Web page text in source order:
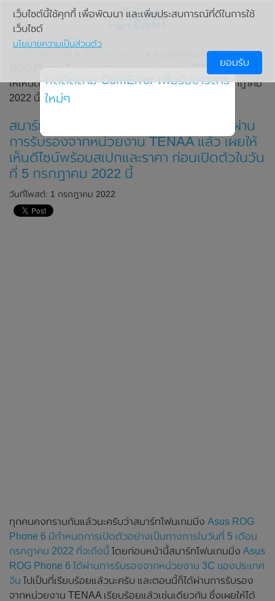
» สมาร์ทโฟนเกมมิ่ง Asus
ROG Phone 6 ผ่านการรับรองจากหน่วยงาน TENAA แล้ว เผย
ให้เห็นดีไซน์พร้อมสเปกและราคา ก่อนเปิดตัวในวันที่ 5 กรกฎาคม
2022 นี้
สมาร์ทโฟนเกมมิ่ง Asus ROG Phone 6 ผ่าน
การรับรองจากหน่วยงาน TENAA แล้ว เผยให้
เห็นดีไซน์พร้อมสเปกและราคา ก่อนเปิดตัวในวัน
ที่ 5 กรกฎาคม 2022 นี้
วันที่โพสต์: 1 กรกฎาคม 2022
ทุกคนคงทราบกันแล้วนะครับว่าสมาร์ทโฟนเกมมิ่ง Asus ROG
Phone 6 มีกำหนดการเปิดตัวอย่างเป็นทางการในวันที่ 5 เดือน
กรกฎาคม 2022 ที่จะถึงนี้ โดยก่อนหน้านี้สมาร์ทโฟนเกมมิ่ง Asus
ROG Phone 6 ได้ผ่านการรับรองจากหน่วยงาน 3C ของประเทศ
จีน ไปเป็นที่เรียบร้อยแล้วนะครับ และตอนนี้ก็ได้ผ่านการรับรอง
จากหน่วยงาน TENAA เรียบร้อยแล้วเช่นเดียวกัน ซึ่งเผยให้ได้
เว็บไซต์นี้ใช้คุกกี้ เพื่อพัฒนา และเพิ่มประสบการณ์ที่ดีในการใช้
เว็บไซต์
นโยบายความเป็นส่วนตัว
ยอมรับ
กดติดตาม ComError เพื่อรับข่าวสาร
ใหม่ๆ